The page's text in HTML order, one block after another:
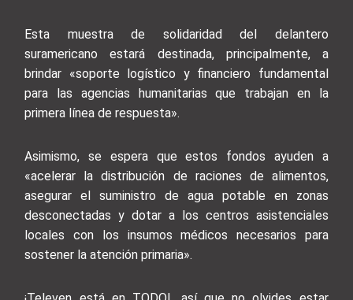
Esta muestra de solidaridad del delantero
suramericano estará destinada, principalmente, a
brindar «soporte logístico y financiero fundamental
para las agencias humanitarias que trabajan en la
primera línea de respuesta».
Asimismo, se espera que estos fondos ayuden a
«acelerar la distribución de raciones de alimentos,
asegurar el suministro de agua potable en zonas
desconectadas y dotar a los centros asistenciales
locales con los insumos médicos necesarios para
sostener la atención primaria».